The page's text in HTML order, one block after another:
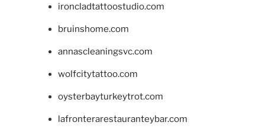
ironcladtattoostudio.com
bruinshome.com
annascleaningsvc.com
wolfcitytattoo.com
oysterbayturkeytrot.com
lafronterarestauranteybar.com